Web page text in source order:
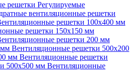
решетки Регулируемые
вентиляционные решетки
решетки 100х400 мм
решетки 150х150 мм
решетки 200 мм
мм Вентиляционные решетки 500х200
мм Вентиляционные решетки
500х500 мм Вентиляционные